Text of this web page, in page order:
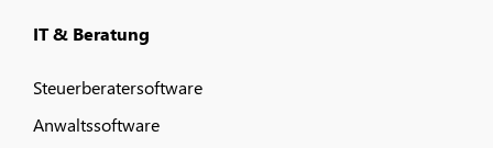
IT & Beratung
Steuerberatersoftware
Anwaltssoftware